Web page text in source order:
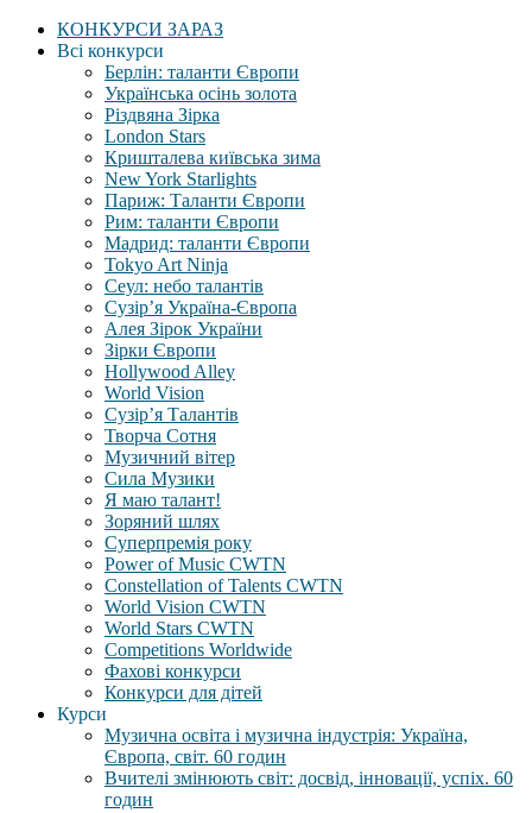
КОНКУРСИ ЗАРАЗ
Всі конкурси
Берлін: таланти Європи
Українська осінь золота
Різдвяна Зірка
London Stars
Кришталева київська зима
New York Starlights
Париж: Таланти Європи
Рим: таланти Європи
Мадрид: таланти Європи
Tokyo Art Ninja
Сеул: небо талантів
Сузір’я Україна-Європа
Алея Зірок України
Зірки Європи
Hollywood Alley
World Vision
Сузір’я Талантів
Творча Сотня
Музичний вітер
Сила Музики
Я маю талант!
Зоряний шлях
Суперпремія року
Power of Music CWTN
Constellation of Talents CWTN
World Vision CWTN
World Stars CWTN
Competitions Worldwide
Фахові конкурси
Конкурси для дітей
Курси
Музична освіта і музична індустрія: Україна,
Європа, світ. 60 годин
Вчителі змінюють світ: досвід, інновації, успіх. 60
годин